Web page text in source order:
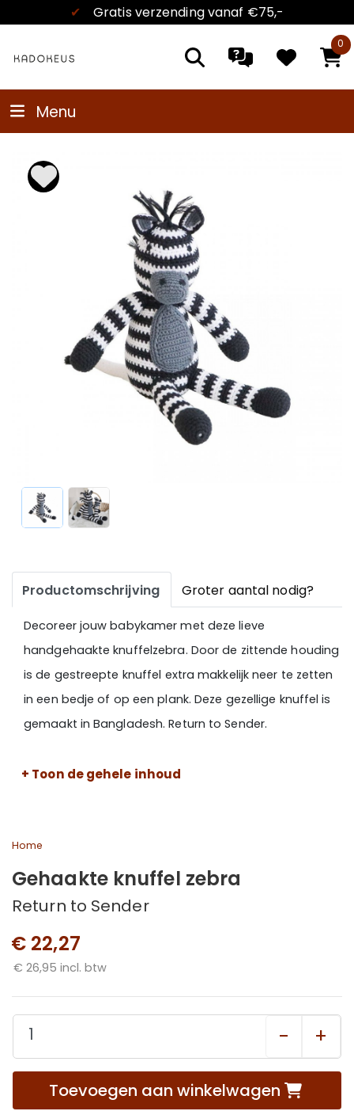
✔ Gratis verzendingvanaf €75,-
0
Menu
Productomschrijving Groter aantal nodig?
Decoreer jouw babykamer met deze lieve
handgehaakte knuffelzebra. Door de zittende houding
is de gestreepte knuffel extra makkelijk neer te zetten
in een bedje of op een plank. Deze gezellige knuffel is
gemaakt in Bangladesh. Return to Sender.
+ Toon de gehele inhoud
Home
Gehaakte knuffel zebra
Return to Sender
€ 22,27
€ 26,95 incl. btw
- +
Toevoegen aan winkelwagen